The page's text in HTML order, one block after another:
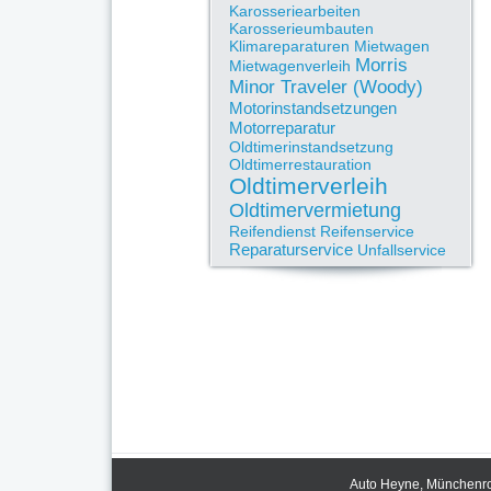
Karosseriearbeiten
Karosserieumbauten
Klimareparaturen Mietwagen
Mietwagenverleih Morris
Minor Traveler (Woody)
Motorinstandsetzungen
Motorreparatur
Oldtimerinstandsetzung
Oldtimerrestauration
Oldtimerverleih
Oldtimervermietung
Reifendienst Reifenservice
Reparaturservice Unfallservice
Auto Heyne,